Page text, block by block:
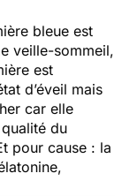
bleue est
veille-sommeil,
est
d’éveil mais
car elle
du
pour cause : la